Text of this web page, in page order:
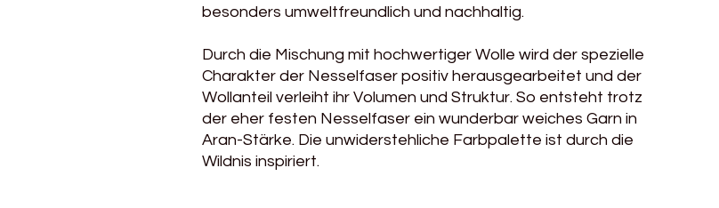
besonders umweltfreundlich und nachhaltig.
Durch die Mischung mit hochwertiger Wolle wird der spezielle
Charakter der Nesselfaser positiv herausgearbeitet und der
Wollanteil verleiht ihr Volumen und Struktur. So entsteht trotz
der eher festen Nesselfaser ein wunderbar weiches Garn in
Aran-Stärke. Die unwiderstehliche Farbpalette ist durch die
Wildnis inspiriert.